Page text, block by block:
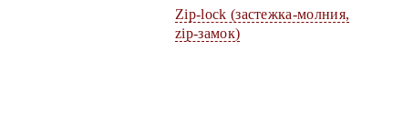
Zip-lock (застежка-молния,
zip-замок)